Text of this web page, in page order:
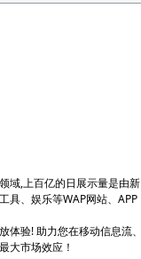
域,上百亿的日展示量是由新
具、娱乐等WAP网站、APP
体验! 助力您在移动信息流、
大市场效应！